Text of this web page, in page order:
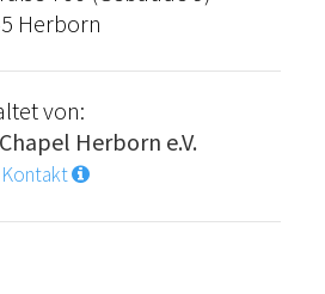
Herborn
von:
Herborn e.V.